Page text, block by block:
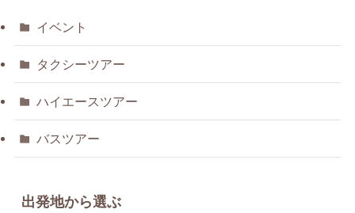
イベント
タクシーツアー
ハイエースツアー
バスツアー
出発地から選ぶ